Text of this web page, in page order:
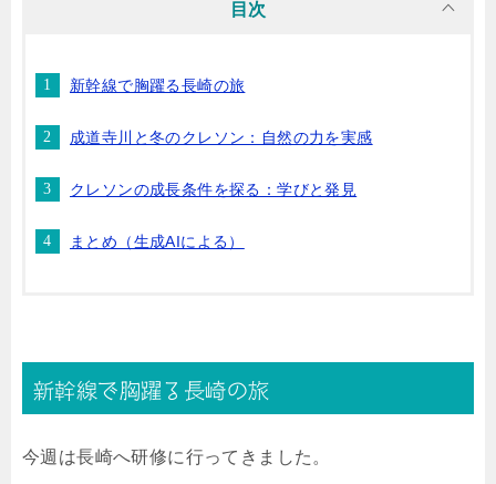
目次
新幹線で胸躍る長崎の旅
成道寺川と冬のクレソン：自然の力を実感
クレソンの成長条件を探る：学びと発見
まとめ（生成AIによる）
新幹線で胸躍る長崎の旅
今週は長崎へ研修に行ってきました。